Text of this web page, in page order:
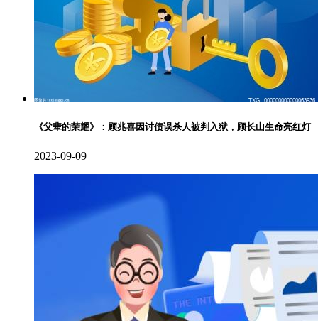
《父辈的荣耀》：顾兆喜因讨债误杀人被判入狱，顾长山生命亮红灯
2023-09-09